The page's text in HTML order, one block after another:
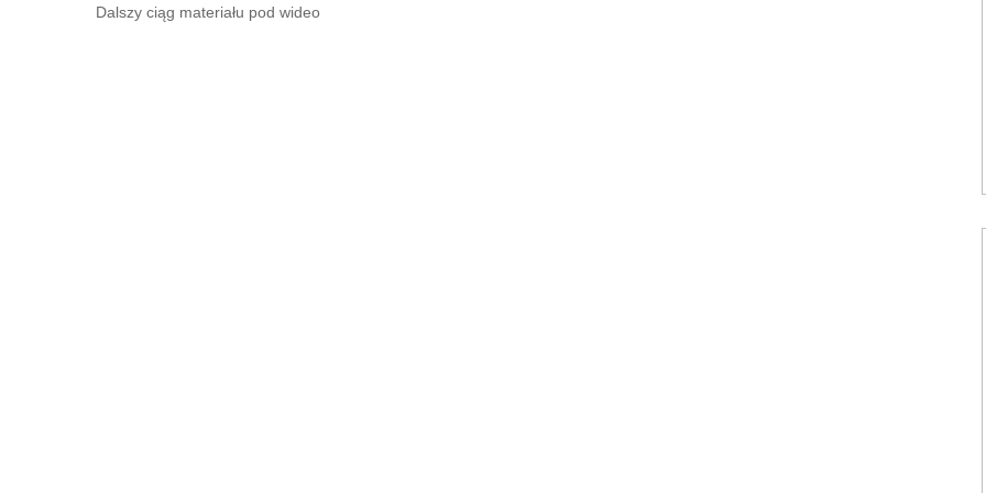
Dalszy ciąg materiału pod wideo